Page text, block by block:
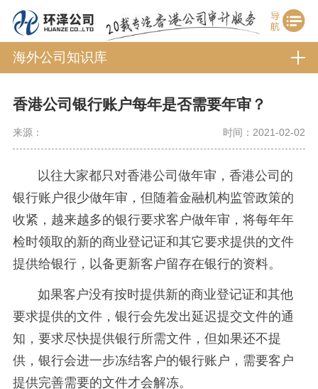
海外公司知识库
香港公司银行账户每年是否需要年审？
来源： 时间：2021-02-02
以往大家都只对香港公司做年审，香港公司的
银行账户很少做年审，但随着金融机构监管政策的
收紧，越来越多的银行要求客户做年审，将每年年
检时领取的新的商业登记证和其它要求提供的文件
提供给银行，以备更新客户留存在银行的资料。
如果客户没有按时提供新的商业登记证和其他
要求提供的文件，银行会先发出延迟提交文件的通
知，要求尽快提供银行所需文件，但如果还不提
供，银行会进一步冻结客户的银行账户，需要客户
提供完善需要的文件才会解冻。